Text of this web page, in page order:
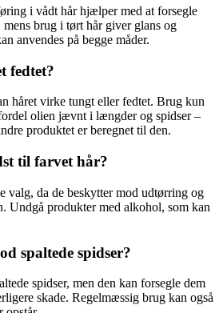
i vådt hår hjælper med at forsegle
brug i tørt hår giver glans og
anvendes på begge måder.
fedtet?
håret virke tungt eller fedtet. Brug kun
olien jævnt i længder og spidser –
produktet er beregnet til den.
til farvet hår?
valg, da de beskytter mod udtørring og
Undgå produkter med alkohol, som kan
spaltede spidser?
spidser, men den kan forsegle dem
skade. Regelmæssig brug kan også